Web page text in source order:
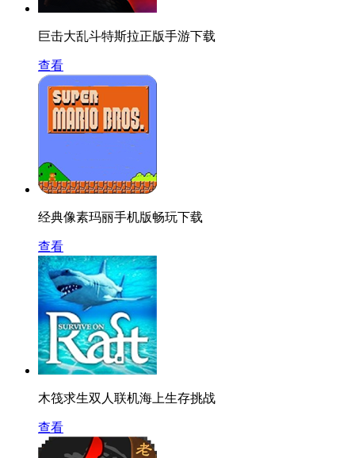
巨击大乱斗特斯拉正版手游下载
查看
经典像素玛丽手机版畅玩下载
查看
木筏求生双人联机海上生存挑战
查看